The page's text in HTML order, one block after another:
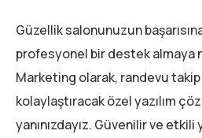
Güzellik salonunuzun
profesyonel bir destek almaya
Marketing olarak, randevu
kolaylaştıracak özel yazılım
yanınızdayız. Güvenilir ve